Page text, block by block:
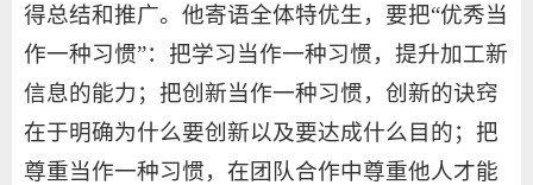
得总结和推广。他寄语全体特优生，要把“优秀当
作一种习惯”：把学习当作一种习惯，提升加工新
信息的能力；把创新当作一种习惯，创新的诀窍
在于明确为什么要创新以及要达成什么目的；把
尊重当作一种习惯，在团队合作中尊重他人才能